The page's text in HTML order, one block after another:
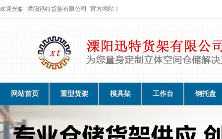
欢迎光临 溧阳迅特货架有限公司 官方网站！
网站首页 重型货架 模具架 工作台 钢托盘